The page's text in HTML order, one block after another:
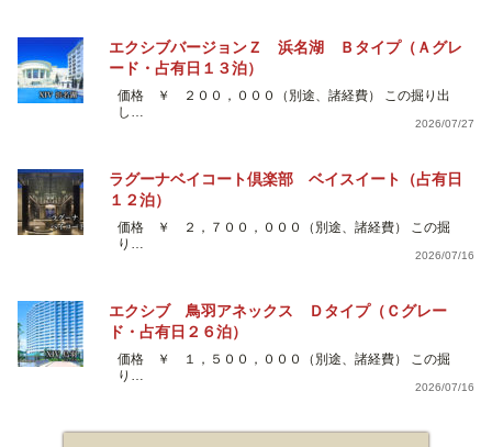
エクシブバージョンＺ 浜名湖 Ｂタイプ（Ａグレ
ード・占有日１３泊）
価格 ￥ ２００，０００（別途、諸経費） この掘り出
し…
2026/07/27
ラグーナベイコート倶楽部 ベイスイート（占有日
１２泊）
価格 ￥ ２，７００，０００（別途、諸経費） この掘
り…
2026/07/16
エクシブ 鳥羽アネックス Ｄタイプ（Ｃグレー
ド・占有日２６泊）
価格 ￥ １，５００，０００（別途、諸経費） この掘
り…
2026/07/16